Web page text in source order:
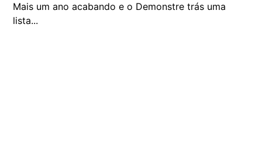
Mais um ano acabando e o Demonstre trás uma
lista...